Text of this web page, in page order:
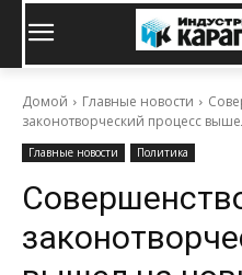
Домой Главные новости
законотворческий процесс
Главные новости Политика